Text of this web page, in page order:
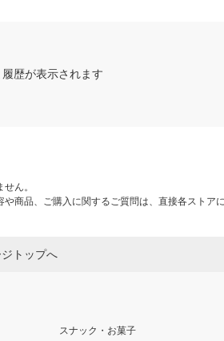
歴が表示されます
ん。
商品、ご購入に関するご質問は、直接各ストア
トップへ
スナック・お菓子